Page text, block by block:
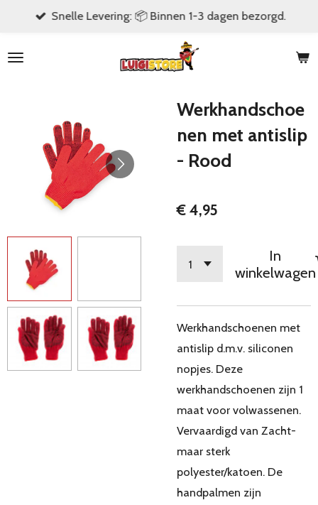
naar
Snelle Levering: 📦 Binnen 1-3 dagen bezorgd.
Werkhandschoe
nen met antislip
- Rood
€ 4,95
In
winkelwagen
Werkhandschoenen met
antislip d.m.v. siliconen
nopjes. Deze
werkhandschoenen zijn 1
maat voor volwassenen.
Vervaardigd van Zacht-
maar sterk
polyester/katoen. De
handpalmen zijn